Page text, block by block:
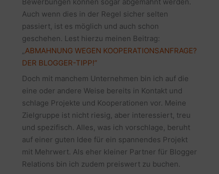
Auch wenn dies in der Regel sicher selten
passiert, ist es möglich und auch schon
geschehen. Lest hierzu meinen Beitrag:
„ABMAHNUNG WEGEN KOOPERATIONSANFRAGE?
DER BLOGGER-TIPP!“
Doch mit manchem Unternehmen bin ich auf die
eine oder andere Weise bereits in Kontakt und
schlage Projekte und Kooperationen vor. Meine
Zielgruppe ist nicht riesig, aber interessiert, treu
und spezifisch. Alles, was ich vorschlage, beruht
auf einer guten Idee für ein spannendes Projekt
mit Mehrwert. Als eher kleiner Partner für Blogger
Relations bin ich zudem preiswert zu buchen.